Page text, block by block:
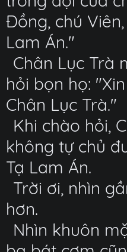
Đồng, chú
Lam Án."
Chân Lục Trà
hỏi bọn họ:
Chân Lục Trà."
Khi chào hỏi,
không tự chủ
Tạ Lam Án.
Trời ơi, nhìn
hơn.
Nhìn khuôn